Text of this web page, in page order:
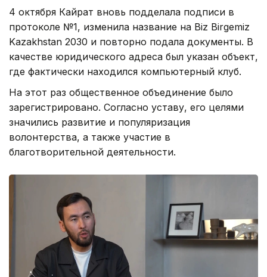
4 октября Кайрат вновь подделала подписи в
протоколе №1, изменила название на Biz Birgemiz
Kazakhstan 2030 и повторно подала документы. В
качестве юридического адреса был указан объект,
где фактически находился компьютерный клуб.
На этот раз общественное объединение было
зарегистрировано. Согласно уставу, его целями
значились развитие и популяризация
волонтерства, а также участие в
благотворительной деятельности.